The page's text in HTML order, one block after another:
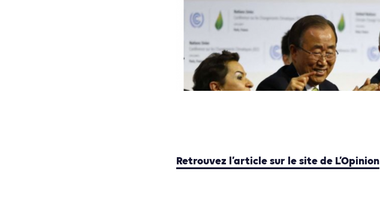
Retrouvez l’article sur le site de L’Opinion